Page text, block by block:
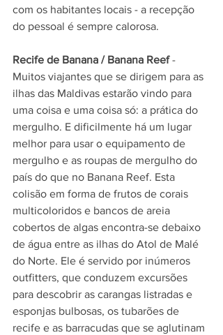
com os habitantes locais - a recepção
do pessoal é sempre calorosa.
Recife de Banana / Banana Reef -
Muitos viajantes que se dirigem para as
ilhas das Maldivas estarão vindo para
uma coisa e uma coisa só: a prática do
mergulho. E dificilmente há um lugar
melhor para usar o equipamento de
mergulho e as roupas de mergulho do
país do que no Banana Reef. Esta
colisão em forma de frutos de corais
multicoloridos e bancos de areia
cobertos de algas encontra-se debaixo
de água entre as ilhas do Atol de Malé
do Norte. Ele é servido por inúmeros
outfitters, que conduzem excursões
para descobrir as carangas listradas e
esponjas bulbosas, os tubarões de
recife e as barracudas que se aglutinam